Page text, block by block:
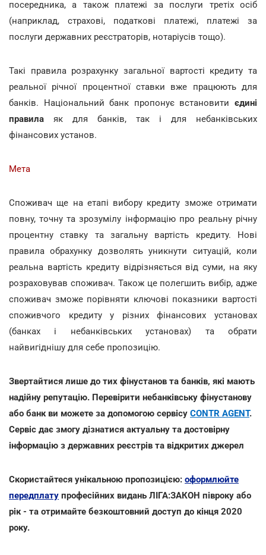
посередника, а також платежі за послуги третіх осіб
(наприклад, страхові, податкові платежі, платежі за
послуги державних реєстраторів, нотаріусів тощо).
Такі правила розрахунку загальної вартості кредиту та
реальної річної процентної ставки вже працюють для
банків. Національний банк пропонує встановити єдині
правила як для банків, так і для небанківських
фінансових установ.
Мета
Споживач ще на етапі вибору кредиту зможе отримати
повну, точну та зрозумілу інформацію про реальну річну
процентну ставку та загальну вартість кредиту. Нові
правила обрахунку дозволять уникнути ситуацій, коли
реальна вартість кредиту відрізняється від суми, на яку
розраховував споживач. Також це полегшить вибір, адже
споживач зможе порівняти ключові показники вартості
споживчого кредиту у різних фінансових установах
(банках і небанківських установах) та обрати
найвигіднішу для себе пропозицію.
Звертайтися лише до тих фінустанов та банків, які мають
надійну репутацію. Перевірити небанківську фінустанову
або банк ви можете за допомогою сервісу CONTR AGENT.
Сервіс дає змогу дізнатися актуальну та достовірну
інформацію з державних реєстрів та відкритих джерел
Скористайтеся унікальною пропозицією: оформлюйте
передплату професійних видань ЛІГА:ЗАКОН півроку або
рік - та отримайте безкоштовний доступ до кінця 2020
року.